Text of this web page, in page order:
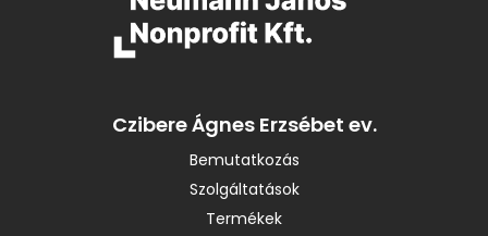
Czibere Ágnes Erzsébet ev.
Bemutatkozás
Szolgáltatások
Termékek